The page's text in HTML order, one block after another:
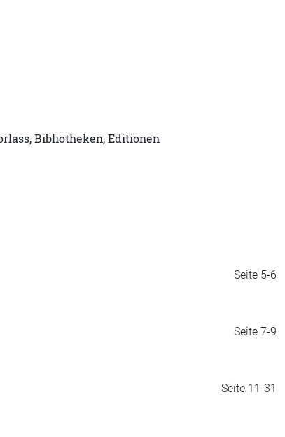
Bibliotheken, Editionen
Seite 5-6
Seite 7-9
Seite 11-31